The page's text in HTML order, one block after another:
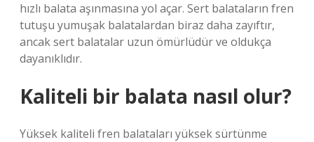
hızlı balata aşınmasına yol açar. Sert balataların fren
tutuşu yumuşak balatalardan biraz daha zayıftır,
ancak sert balatalar uzun ömürlüdür ve oldukça
dayanıklıdır.
Kaliteli bir balata nasıl olur?
Yüksek kaliteli fren balataları yüksek sürtünme